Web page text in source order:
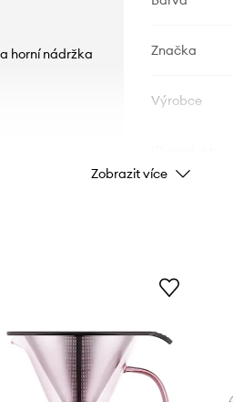
horní nádržka
Značka
Výrobce
Zobrazit více